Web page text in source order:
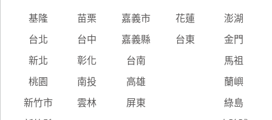
基隆 苗栗 嘉義市 花蓮 澎湖
台北 台中 嘉義縣 台東 金門
新北 彰化 台南 馬祖
桃園 南投 高雄 蘭嶼
新竹市 雲林 屏東 綠島